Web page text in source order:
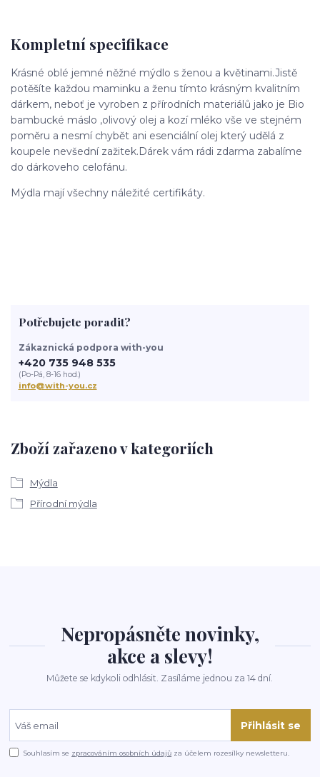
Kompletní specifikace
Krásné oblé jemné něžné mýdlo s ženou a květinami.Jistě
potěšíte každou maminku a ženu tímto krásným kvalitním
dárkem, neboť je vyroben z přírodních materiálů jako je Bio
bambucké máslo ,olivový olej a kozí mléko vše ve stejném
poměru a nesmí chybět ani esenciální olej který udělá z
koupele nevšední zažitek.Dárek vám rádi zdarma zabalíme
do dárkoveho celofánu.
Mýdla mají všechny náležité certifikáty.
Zboží zařazeno v kategoriích
Mýdla
Přírodní mýdla
Potřebujete poradit?
Zákaznická podpora with-you
+420 735 948 535
(Po-Pá, 8-16 hod.)
info@with-you.cz
Nepropásněte novinky,
akce a slevy!
Můžete se kdykoli odhlásit. Zasíláme jednou za 14 dní.
Přihlásit se
Souhlasím se zpracováním osobních údajů za účelem rozesílky newsletteru.